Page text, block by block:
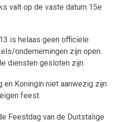
valt op de vaste datum 15e
is helaas geen officiële
ondernemingen zijn open.
diensten gesloten zijn.
en Koningin niet aanwezig zijn
feest.
Feestdag van de Duitstalige